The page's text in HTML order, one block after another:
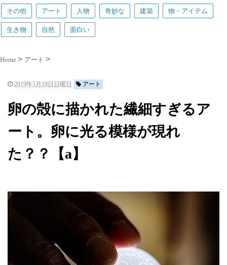
その他 アート 人物 奇妙な 建築 物・アイテム
生き物 自然 面白い
Home アート
2019年5月19日日曜日 アート
卵の殻に描かれた繊細すぎるア
ート。卵に光る模様が現れ
た？？【a】